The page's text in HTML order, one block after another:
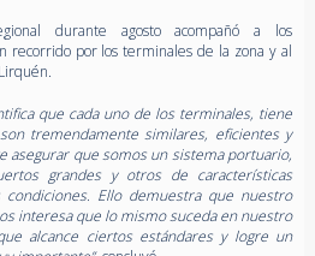
durante agosto acompañó a los
recorrido por los terminales de la zona y al
que cada uno de los terminales, tiene
tremendamente similares, eficientes y
asegurar que somos un sistema portuario,
grandes y otros de características
Ello demuestra que nuestro
interesa que lo mismo suceda en nuestro
alcance ciertos estándares y logre un